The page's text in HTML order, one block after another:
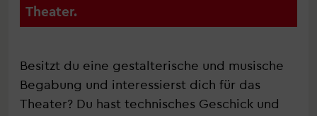
Theater.
Besitzt du eine gestalterische und musische
Begabung und interessierst dich für das
Theater? Du hast technisches Geschick und